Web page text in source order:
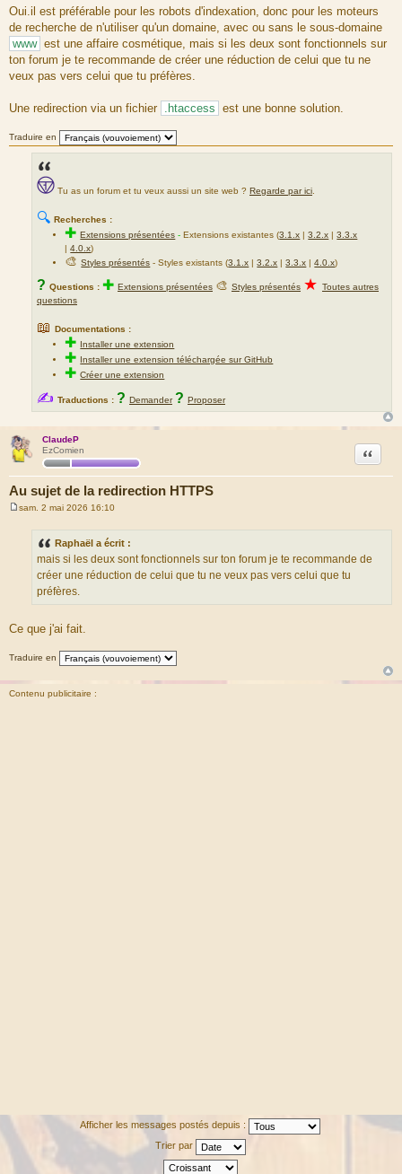
g
e
Oui.il est préférable pour les robots d'indexation, donc pour les moteurs
de recherche de n'utiliser qu'un domaine, avec ou sans le sous-domaine
www est une affaire cosmétique, mais si les deux sont fonctionnels sur
ton forum je te recommande de créer une réduction de celui que tu ne
veux pas vers celui que tu préfères.
Une redirection via un fichier .htaccess est une bonne solution.
Traduire en
Tu as un forum et tu veux aussi un site web ? Regarde par ici
🔍 Recherches :
✚Extensions présentées -Extensions existantes (3.1.x |3.2.x |3.3.x
|4.0.x)
🎨Styles présentés - Styles existants (3.1.x |3.2.x |3.3.x |4.0.x)
? Questions : ✚ Extensions présentées 🎨 Styles présentés ★ Toutes autres
questions
📖 Documentations :
✚ Installer une extension
✚ Installer une extension téléchargée sur GitHub
✚Créer une extension
✍ Traductions : ? Demander ? Proposer
ClaudeP
EzComien
Au sujet de la redirection HTTPS
Citation
sam. 2 mai 2026 16:10
Raphaël a écrit :
mais si les deux sont fonctionnels sur ton forum je te recommande de
créer une réduction de celui que tu ne veux pas vers celui que tu
préfères.
Ce que j'ai fait.
Traduire en
Contenu publicitaire :
Afficher les messages postés depuis :
Trier par